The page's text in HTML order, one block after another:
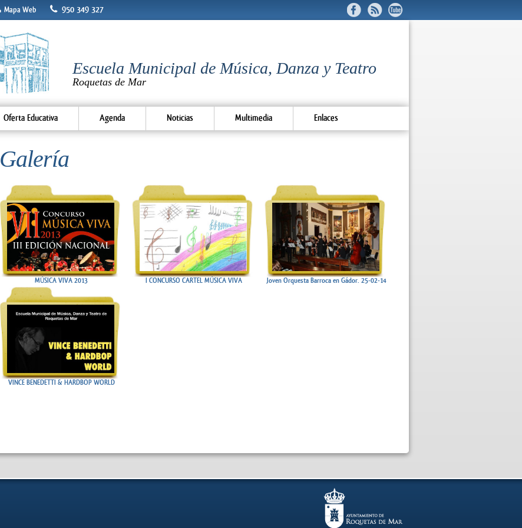
Mapa Web 950 349 327
Escuela Municipal de Música, Danza y Teatro
Roquetas de Mar
Oferta Educativa Agenda Noticias Multimedia Enlaces
Galería
MÚSICA VIVA 2013 I CONCURSO CARTEL MÚSICA VIVA Joven Orquesta Barroca en Gádor. 25-02-14
VINCE BENEDETTI & HARDBOP WORLD